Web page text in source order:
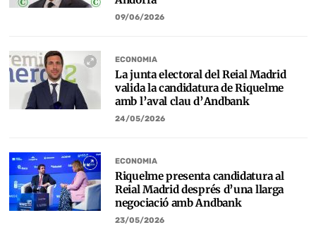
09/06/2026
ECONOMIA
La junta electoral del Reial Madrid
valida la candidatura de Riquelme
amb l’aval clau d’Andbank
24/05/2026
ECONOMIA
Riquelme presenta candidatura al
Reial Madrid després d’una llarga
negociació amb Andbank
23/05/2026